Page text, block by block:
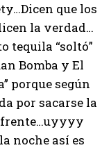
que los
la verdad…
tequila “soltó”
Bomba y El
porque según
por sacarse la
noche así es